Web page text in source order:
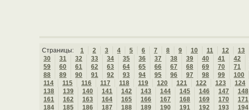
Страницы: 1 2 3 4 5 6 7 8 9 10 11 12 13
30
31 32 33 34 35 36 37 38 39 40 41 42
59
60 61 62 63 64 65 66 67 68 69 70 71
88
89 90 91 92 93 94 95 96 97 98 99 100
114
115 116 117 118 119 120 121 122 123 124
138
139 140 141 142 143 144 145 146 147 148
161
162 163 164 165 166 167 168 169 170 171
184
185 186 187 188 189 190 191 192 193 194